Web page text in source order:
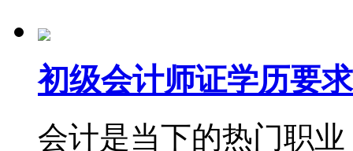
初级会计师证学历要
会计是当下的热门职